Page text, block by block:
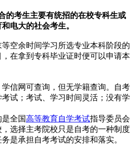
的考生主要有统招的在校专科生或
电大的社会考生。
空余时间学习所选专业本科阶段的
在拿到专科毕业证时便可以申请本
信网可查询，但无学籍查询。自考
试；考试、学习时间灵活；没有学
全国高等教育自学考试指导委员会
选择主考院校只是自考的一种制度
是承担自考考试的安排和落实。